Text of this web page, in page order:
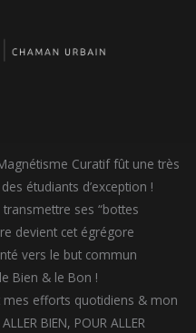
Curatif fût une très
étudiants d’exception !
ses “bottes
devient cet égrégore
vers le but commun
Bien & le Bon !
mes efforts quotidiens & mon
BIEN, POUR ALLER